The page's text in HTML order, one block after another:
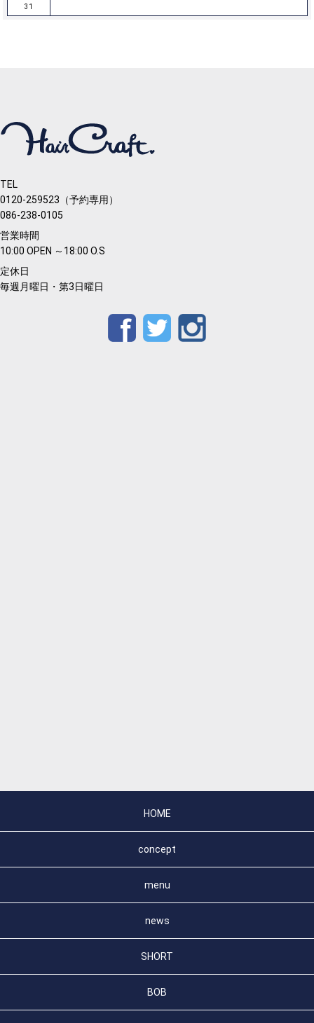
31
TEL
0120-259523（予約専用）
086-238-0105
営業時間
10:00 OPEN ～18:00 O.S
定休日
毎週月曜日・第3日曜日
FacebookTwitter
HOME
concept
menu
news
SHORT
BOB